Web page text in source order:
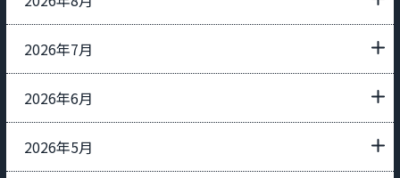
2026年7月
2026年6月
2026年5月